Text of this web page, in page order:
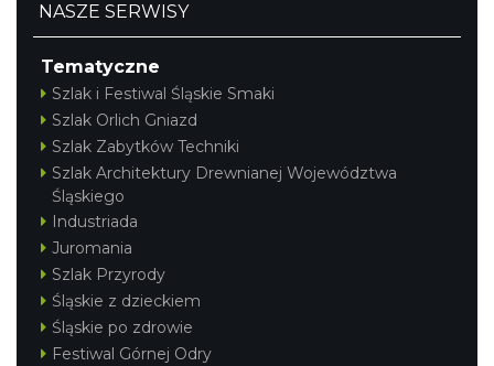
NASZE SERWISY
Tematyczne
Szlak i Festiwal Śląskie Smaki
Szlak Orlich Gniazd
Szlak Zabytków Techniki
Szlak Architektury Drewnianej Województwa
Śląskiego
Industriada
Juromania
Szlak Przyrody
Śląskie z dzieckiem
Śląskie po zdrowie
Festiwal Górnej Odry